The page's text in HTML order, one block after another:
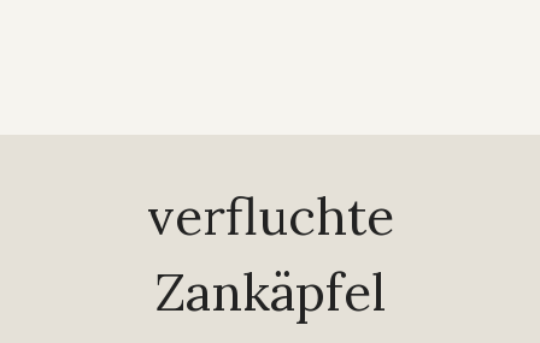
verfluchte
Zankäpfel